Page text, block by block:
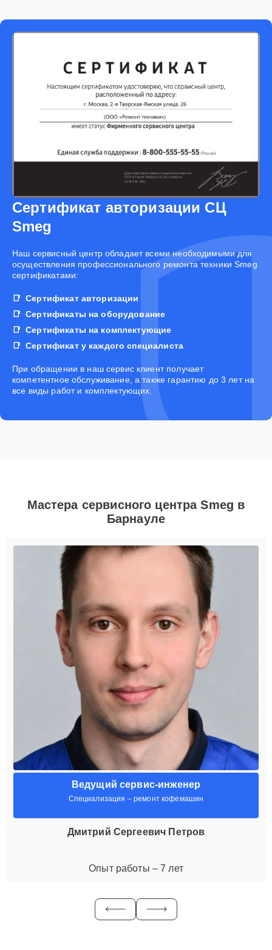
Сертификат авторизации СЦ
Smeg
Наш сервисный центр обладает всеми необходимыми для
осуществления профессионального ремонта техники Smeg
сертификатами:
Сертификат авторизации
Сертификаты на оборудование
Сертификаты на комплектующие
Сертификат у каждого специалиста
При обращении в наш сервис клиент получает
компетентное обслуживание, а также гарантию до 3 лет на
все виды работ и комплектующих.
Мастера сервисного центра Smeg в
Барнауле
Ведущий сервис-инженер
Специализация – ремонт кофемашин
Дмитрий Сергеевич Петров
Опыт работы – 7 лет